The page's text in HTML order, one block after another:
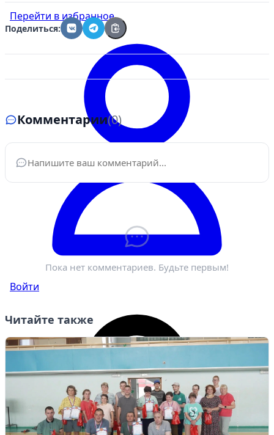
Перейти в избранное
Войти
Поделиться:
Комментарии(0)
Ваше имя*
Электронная почта
Пока нет комментариев. Будьте первым!
Читайте также